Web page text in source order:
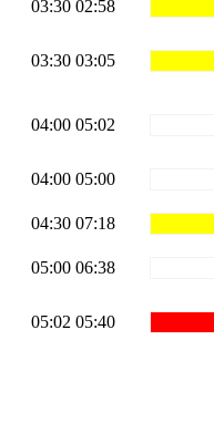
03:30 02:58
03:30 03:05
04:00 05:02
04:00 05:00
04:30 07:18
05:00 06:38
05:02 05:40